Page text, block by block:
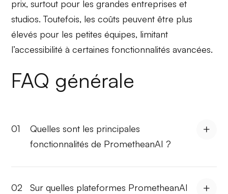
prix, surtout pour les grandes entreprises et
studios. Toutefois, les coûts peuvent être plus
élevés pour les petites équipes, limitant
l’accessibilité à certaines fonctionnalités avancées.
FAQ générale
01
Quelles sont les principales
fonctionnalités de PrometheanAI ?
02
Sur quelles plateformes PrometheanAI